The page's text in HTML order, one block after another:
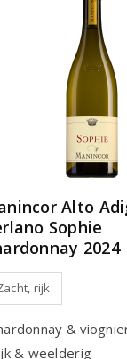
Alto
Sophie
2024
rijk
&
& weelderig